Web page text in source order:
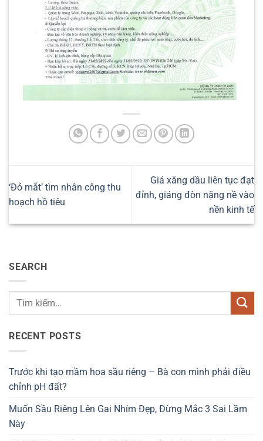
‘Đỏ mắt’ tìm nhân công thu
hoạch hồ tiêu
Giá xăng dầu liên tục đạt
đỉnh, giáng đòn nặng nề vào
nền kinh tế
SEARCH
RECENT POSTS
Trước khi tạo mầm hoa sầu riêng – Bà con mình phải điều
chỉnh pH đất?
Muốn Sầu Riêng Lên Gai Nhím Đẹp, Đừng Mắc 3 Sai Lầm
Này